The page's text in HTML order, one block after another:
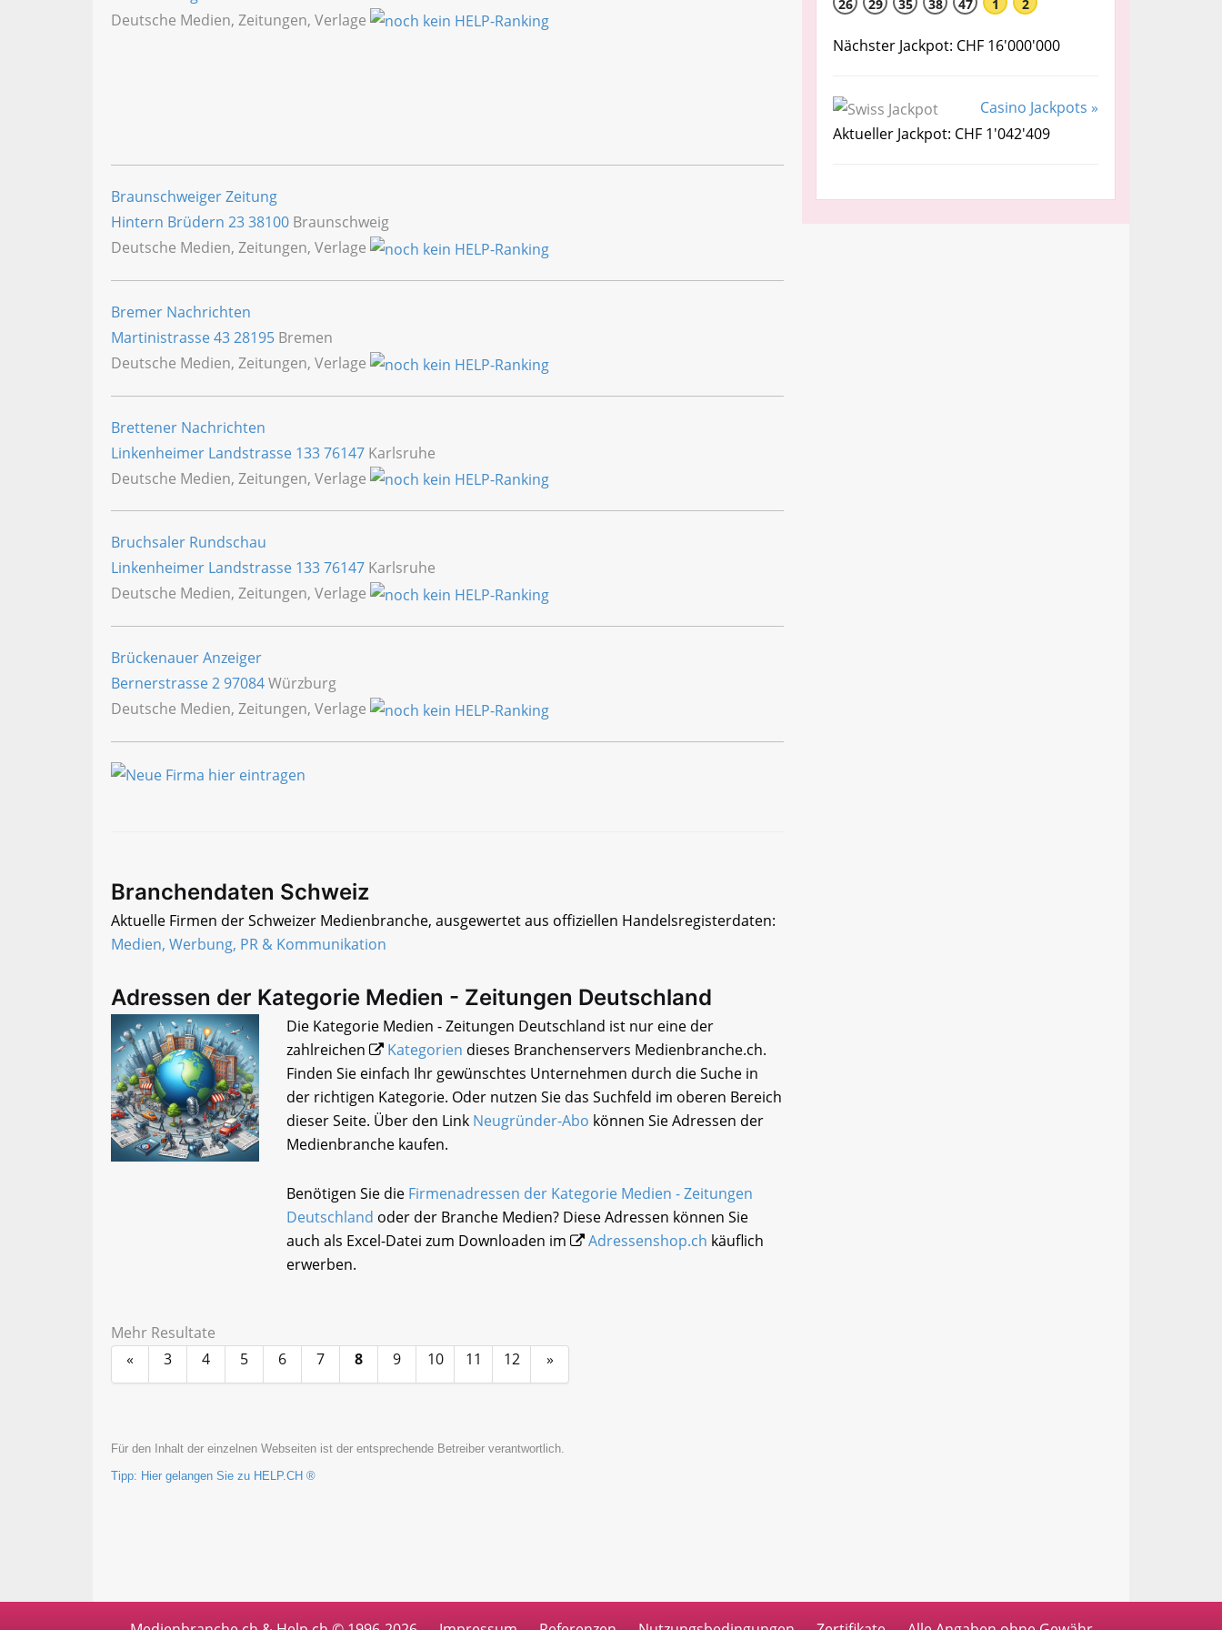
Deutsche Medien, Zeitungen, Verlage
Braunschweiger Zeitung
Hintern Brüdern 2338100 Braunschweig
Deutsche Medien, Zeitungen, Verlage
Bremer Nachrichten
Martinistrasse 4328195 Bremen
Deutsche Medien, Zeitungen, Verlage
Brettener Nachrichten
Linkenheimer Landstrasse 13376147 Karlsruhe
Deutsche Medien, Zeitungen, Verlage
Bruchsaler Rundschau
Linkenheimer Landstrasse 13376147 Karlsruhe
Deutsche Medien, Zeitungen, Verlage
Brückenauer Anzeiger
Bernerstrasse 2 97084Würzburg
Deutsche Medien, Zeitungen, Verlage
Branchendaten Schweiz
Aktuelle Firmen der Schweizer Medienbranche, ausgewertet aus offiziellen Handelsregisterdaten:
Medien, Werbung, PR & Kommunikation
Adressen der Kategorie Medien - Zeitungen Deutschland
Die Kategorie Medien - Zeitungen Deutschland ist nur eine der
zahlreichen
Kategorien dieses Branchenservers Medienbranche.ch.
Finden Sie einfach Ihr gewünschtes Unternehmen durch die Suche in
der richtigen Kategorie. Oder nutzen Sie das Suchfeld im oberen Bereich
dieser Seite. Über den Link Neugründer-Abo können Sie Adressen der
Medienbranche kaufen.
Benötigen Sie die Firmenadressen der Kategorie Medien - Zeitungen
Deutschland oder der Branche Medien? Diese Adressen können Sie
auch als Excel-Datei zum Downloaden im
Adressenshop.ch käuflich
erwerben.
Mehr Resultate
«
3 4 5 6 7 8 9 10 11 12 »
Für den Inhalt der einzelnen Webseiten ist der entsprechende Betreiber verantwortlich.
Tipp: Hier gelangen Sie zu HELP.CH ®
26 29 35 38 47 1 2
Nächster Jackpot: CHF 16'000'000
Casino Jackpots »
Aktueller Jackpot: CHF 1'042'409